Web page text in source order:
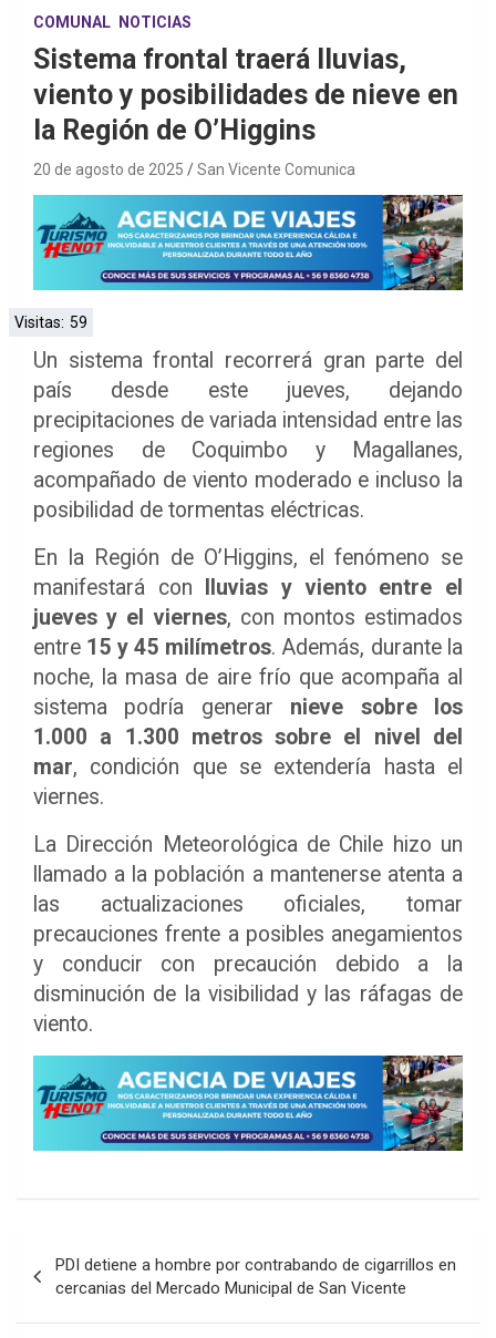
COMUNAL NOTICIAS
Sistema frontal traerá lluvias,
viento y posibilidades de nieve en
la Región de O’Higgins
20 de agosto de 2025 San Vicente Comunica
Visitas: 59
Un sistema frontal recorrerá gran parte del
país desde este jueves, dejando
precipitaciones de variada intensidad entre las
regiones de Coquimbo y Magallanes,
acompañado de viento moderado e incluso la
posibilidad de tormentas eléctricas.
En la Región de O’Higgins, el fenómeno se
manifestará con
lluvias y viento entre el
jueves y el viernes, con montos estimados
entre 15 y 45 milímetros. Además, durante la
noche, la masa de aire frío que acompaña al
sistema podría generar nieve sobre los
1.000 a 1.300 metros sobre el nivel del
mar, condición que se extendería hasta el
viernes.
La Dirección Meteorológica de Chile hizo un
llamado a la población a mantenerse atenta a
las actualizaciones oficiales, tomar
precauciones frente a posibles anegamientos
y conducir con precaución debido a la
disminución de la visibilidad y las ráfagas de
viento.
de
entradas
PDI detiene a hombre por contrabando de cigarrillos en
cercanias del Mercado Municipal de San Vicente